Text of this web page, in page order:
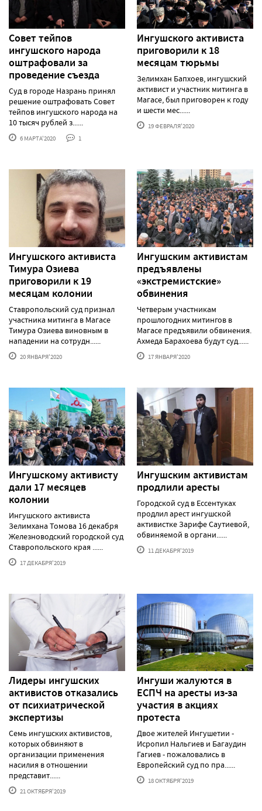
Совет тейпов
ингушского народа
оштрафовали за
проведение съезда
Суд в городе Назрань принял
решение оштрафовать Совет
тейпов ингушского народа на
10 тысяч рублей з......
6 МАРТА'2020 1
Ингушского активиста
приговорили к 18
месяцам тюрьмы
Зелимхан Бапхоев, ингушский
активист и участник митинга в
Магасе, был приговорен к году
и шести мес......
19 ФЕВРАЛЯ'2020
Ингушского активиста
Тимура Озиева
приговорили к 19
месяцам колонии
Ставропольский суд признал
участника митинга в Магасе
Тимура Озиева виновным в
нападении на сотрудн......
20 ЯНВАРЯ'2020
Ингушским активистам
предъявлены
«экстремистские»
обвинения
Четверым участникам
прошлогодних митингов в
Магасе предъявили обвинения.
Ахмеда Барахоева будут суд......
17 ЯНВАРЯ'2020
Ингушскому активисту
дали 17 месяцев
колонии
Ингушского активиста
Зелимхана Томова 16 декабря
Железноводский городской суд
Ставропольского края ......
17 ДЕКАБРЯ'2019
Ингушским активистам
продлили аресты
Городской суд в Ессентуках
продлил арест ингушской
активистке Зарифе Саутиевой,
обвиняемой в органи......
11 ДЕКАБРЯ'2019
Лидеры ингушских
активистов отказались
от психиатрической
экспертизы
Семь ингушских активистов,
которых обвиняют в
организации применения
насилия в отношении
представит......
21 ОКТЯБРЯ'2019
Ингуши жалуются в
ЕСПЧ на аресты из-за
участия в акциях
протеста
Двое жителей Ингушетии -
Исропил Нальгиев и Багаудин
Гагиев - пожаловались в
Европейский суд по пра......
18 ОКТЯБРЯ'2019